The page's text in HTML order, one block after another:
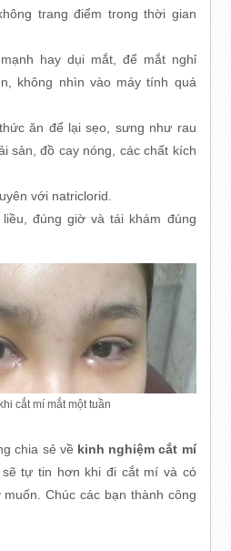
trang điểm trong thời gian
hay dụi mắt, để mắt nghỉ
không nhìn vào máy tính quá
ăn để lại sẹo, sưng như rau
sản, đồ cay nóng, các chất kích
với natriclorid.
đúng giờ và tái khám đúng
cắt mí mắt một tuần
chia sẻ về kinh nghiệm cắt mí
tự tin hơn khi đi cắt mí và có
Chúc các bạn thành công